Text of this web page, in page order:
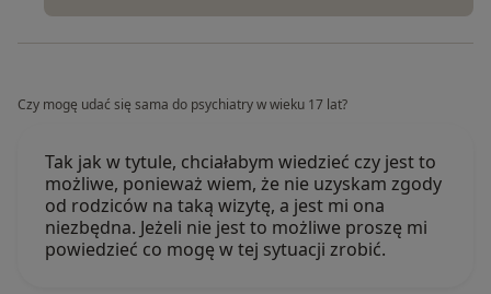
Czy mogę udać się sama do psychiatry w wieku 17 lat?
Tak jak w tytule, chciałabym wiedzieć czy jest to
możliwe, ponieważ wiem, że nie uzyskam zgody
od rodziców na taką wizytę, a jest mi ona
niezbędna. Jeżeli nie jest to możliwe proszę mi
powiedzieć co mogę w tej sytuacji zrobić.